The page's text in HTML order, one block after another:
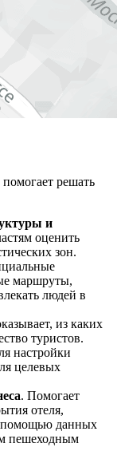
помогает решать
и
оценить
зон.
маршруты,
людей в
из каких
туристов.
настройки
целевых
. Помогает
отеля,
помощью данных
пешеходным